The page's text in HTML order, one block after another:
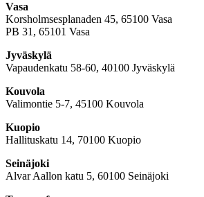
Vasa
Korsholmsesplanaden 45, 65100 Vasa
PB 31, 65101 Vasa
Jyväskylä
Vapaudenkatu 58-60, 40100 Jyväskylä
Kouvola
Valimontie 5-7, 45100 Kouvola
Kuopio
Hallituskatu 14, 70100 Kuopio
Seinäjoki
Alvar Aallon katu 5, 60100 Seinäjoki